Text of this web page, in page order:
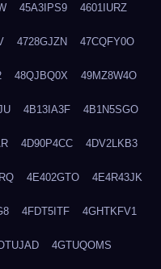
45A3IPS9 4601IURZ
4728GJZN 47CQFY0O
48QJBQ0X 49MZ8W4O
4B13IA3F 4B1N5SGO
4D90P4CC 4DV2LKB3
4E402GTO 4E4R43JK
4FDT5ITF 4GHTKFV1
4GTUQOMS